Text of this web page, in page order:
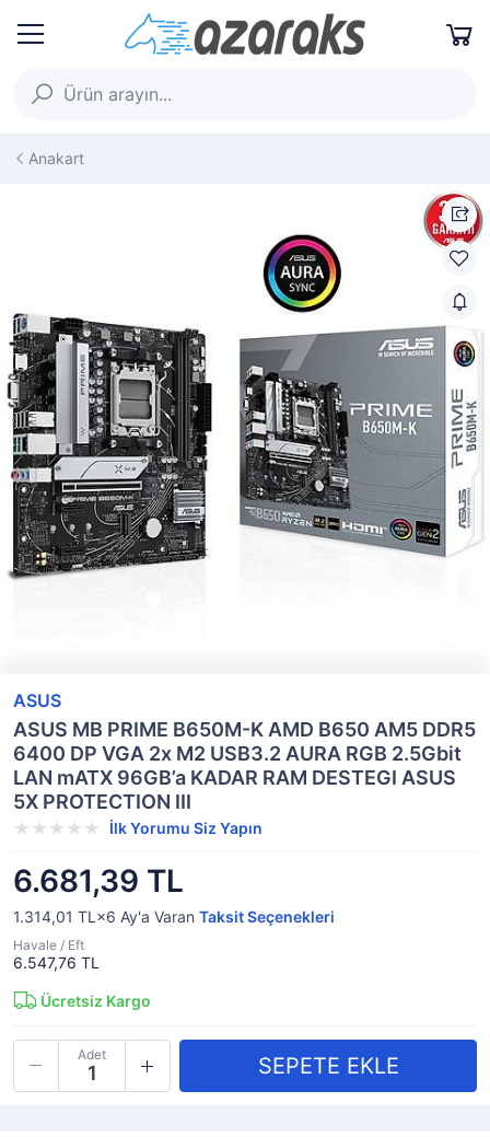
Anakart
ASUS
ASUS MB PRIME B650M-K AMD B650 AM5 DDR5
6400 DP VGA 2x M2 USB3.2 AURA RGB 2.5Gbit
LAN mATX 96GB’a KADAR RAM DESTEGI ASUS
5X PROTECTION III
İlk Yorumu Siz Yapın
6.681,39 TL
1.314,01 TL×6 Ay'a Varan Taksit Seçenekleri
Havale / Eft
6.547,76 TL
Ücretsiz Kargo
Adet